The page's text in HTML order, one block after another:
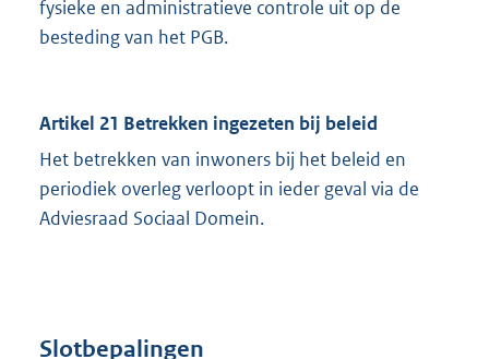
fysieke en administratieve controle uit op de
besteding van het PGB.
Artikel 21 Betrekken ingezeten bij beleid
Het betrekken van inwoners bij het beleid en
periodiek overleg verloopt in ieder geval via de
Adviesraad Sociaal Domein.
Slotbepalingen